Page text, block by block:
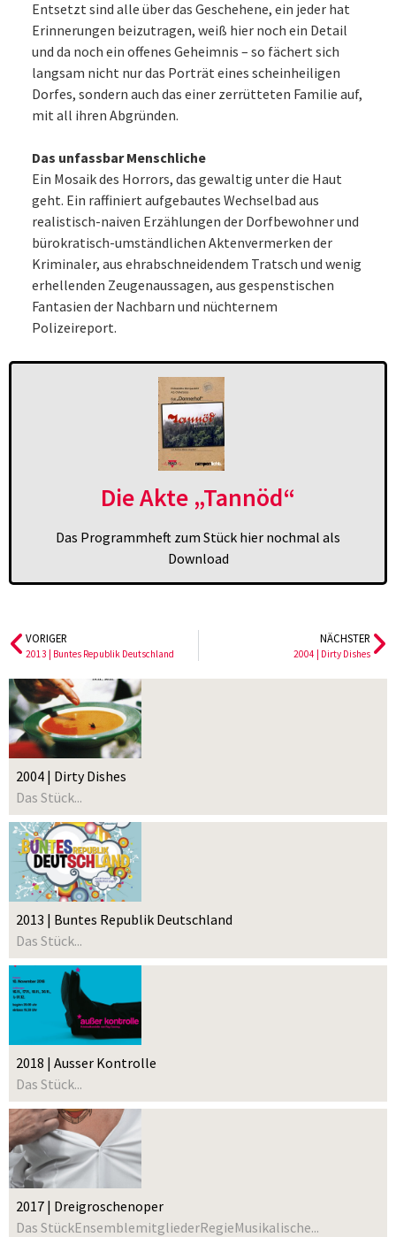
Entsetzt sind alle über das Geschehene, ein jeder hat
Erinnerungen beizutragen, weiß hier noch ein Detail
und da noch ein offenes Geheimnis – so fächert sich
langsam nicht nur das Porträt eines scheinheiligen
Dorfes, sondern auch das einer zerrütteten Familie auf,
mit all ihren Abgründen.
Das unfassbar Menschliche
Ein Mosaik des Horrors, das gewaltig unter die Haut
geht. Ein raffiniert aufgebautes Wechselbad aus
realistisch-naiven Erzählungen der Dorfbewohner und
bürokratisch-umständlichen Aktenvermerken der
Kriminaler, aus ehrabschneidendem Tratsch und wenig
erhellenden Zeugenaussagen, aus gespenstischen
Fantasien der Nachbarn und nüchternem
Polizeireport.
Die Akte „Tannöd“
Das Programmheft zum Stück hier nochmal als
Download
VORIGER
2013 | Buntes Republik Deutschland
NÄCHSTER
2004 | Dirty Dishes
2004 | Dirty Dishes
Das Stück...
2013 | Buntes Republik Deutschland
Das Stück...
2018 | Ausser Kontrolle
Das Stück...
2017 | Dreigroschenoper
Das StückEnsemblemitgliederRegieMusikalische...